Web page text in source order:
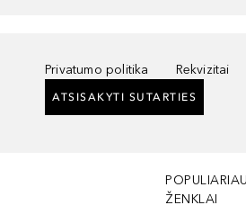
Privatumo politika Rekvizitai
ATSISAKYTI SUTARTIES
ŽENKLAI